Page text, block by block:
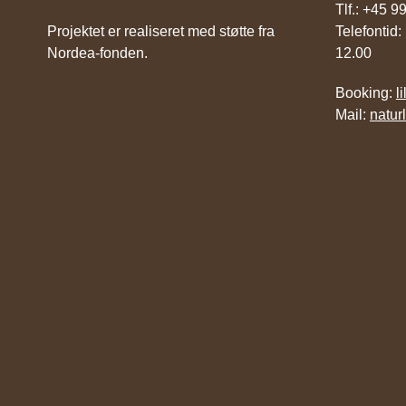
Projektet er realiseret med støtte fra
Nordea-fonden.
Tlf.: +45
Telefontid:
12.00
Booking:
Mail: